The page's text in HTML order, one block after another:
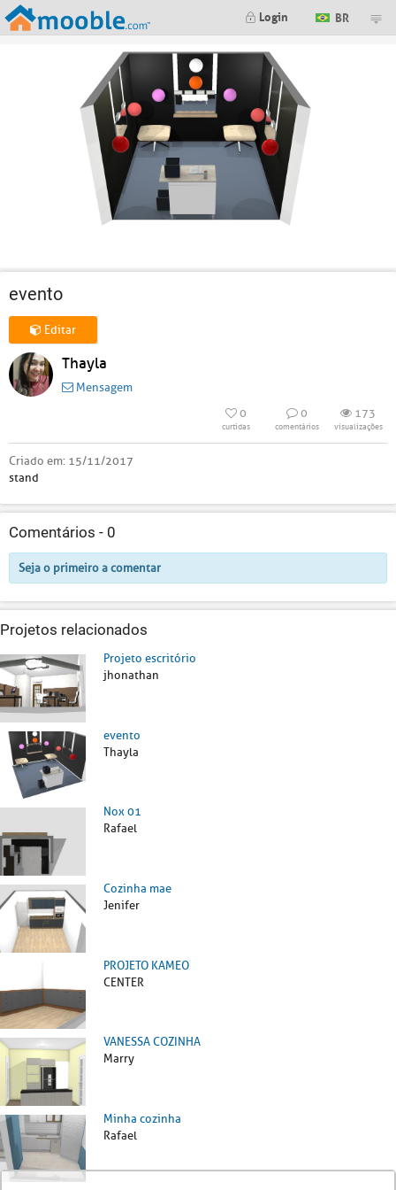
Login BR
evento
Editar
Thayla
Mensagem
0
curtidas
0
comentários
173
visualizações
Criado em: 15/11/2017
stand
Comentários - 0
Seja o primeiro a comentar
Projetos relacionados
Projeto escritório
jhonathan
evento
Thayla
Nox 01
Rafael
Cozinha mae
Jenifer
PROJETO KAMEO
CENTER
VANESSA COZINHA
Marry
Minha cozinha
Rafael